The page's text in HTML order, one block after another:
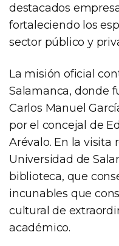
destacados
fortaleciendo los
sector público y
La misión oficial
Salamanca, donde
Carlos Manuel
por el concejal de
Arévalo. En la visita
Universidad de
biblioteca, que
incunables que
cultural de
académico.